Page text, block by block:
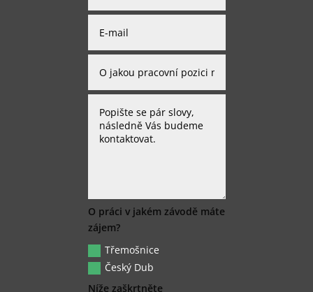
O práci v jakém závodě máte
zájem?
Třemošnice
Český Dub
Níže zaškrtněte